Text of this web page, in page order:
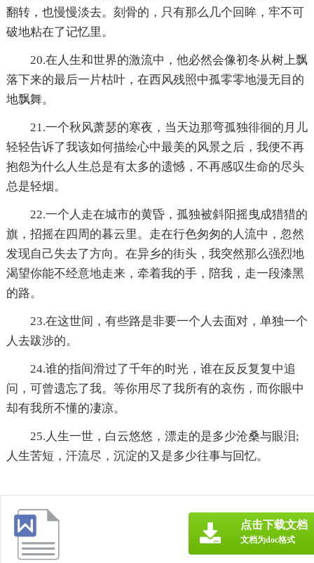
翻转，也慢慢淡去。刻骨的，只有那么几个回眸，牢不可
破地粘在了记忆里。
20.在人生和世界的激流中，他必然会像初冬从树上飘
落下来的最后一片枯叶，在西风残照中孤零零地漫无目的
地飘舞。
21.一个秋风萧瑟的寒夜，当天边那弯孤独徘徊的月儿
轻轻告诉了我该如何描绘心中最美的风景之后，我便不再
抱怨为什么人生总是有太多的遗憾，不再感叹生命的尽头
总是轻烟。
22.一个人走在城市的黄昏，孤独被斜阳摇曳成猎猎的
旗，招摇在四周的暮云里。走在行色匆匆的人流中，忽然
发现自己失去了方向。在异乡的街头，我突然那么强烈地
渴望你能不经意地走来，牵着我的手，陪我，走一段漆黑
的路。
23.在这世间，有些路是非要一个人去面对，单独一个
人去跋涉的。
24.谁的指间滑过了千年的时光，谁在反反复复中追
问，可曾遗忘了我。等你用尽了我所有的哀伤，而你眼中
却有我所不懂的凄凉。
25.人生一世，白云悠悠，漂走的是多少沧桑与眼泪;
人生苦短，汗流尽，沉淀的又是多少往事与回忆。
点击下载文档
文档为doc格式